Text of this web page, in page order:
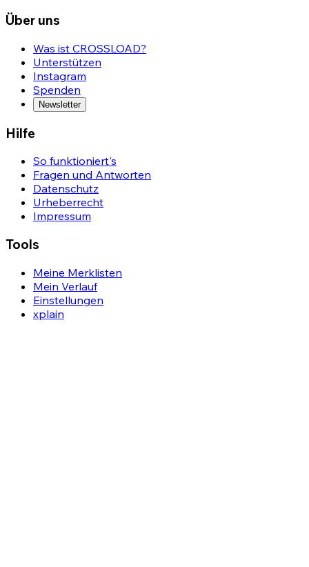
Über uns
Was ist CROSSLOAD?
Unterstützen
Instagram
Spenden
Newsletter
Hilfe
So funktioniert's
Fragen und Antworten
Datenschutz
Urheberrecht
Impressum
Tools
Meine Merklisten
Mein Verlauf
Einstellungen
xplain